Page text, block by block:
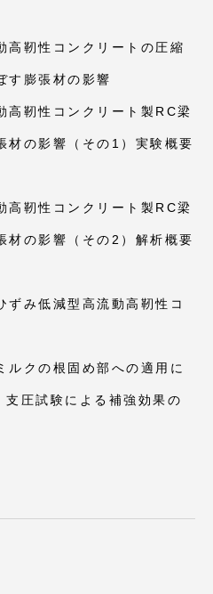
高靭性コンクリートの圧縮
す膨張材の影響
高靭性コンクリート製RC梁
材の影響（その1）実験概要
高靭性コンクリート製RC梁
材の影響（その2）解析概要
ずみ低減型高流動高靭性コ
ルクの根固め部への適用に
圧試験による補強効果の